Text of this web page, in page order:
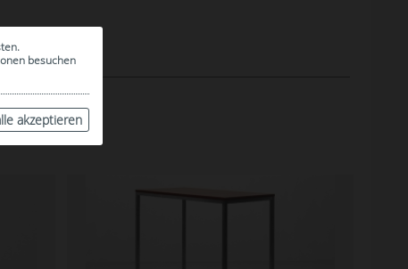
besuchen
akzeptieren